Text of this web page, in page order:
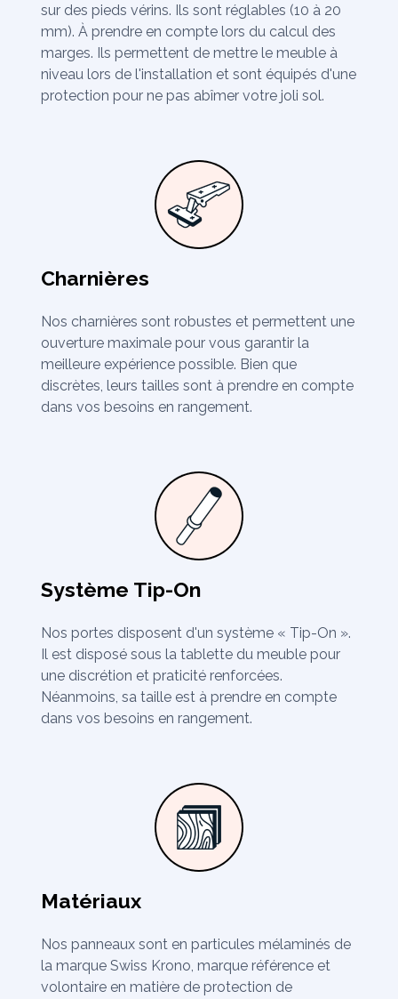
sur des pieds vérins. Ils sont réglables (10 à 20
mm). À prendre en compte lors du calcul des
marges. Ils permettent de mettre le meuble à
niveau lors de l'installation et sont équipés d'une
protection pour ne pas abîmer votre joli sol.
Charnières
Nos charnières sont robustes et permettent une
ouverture maximale pour vous garantir la
meilleure expérience possible. Bien que
discrètes, leurs tailles sont à prendre en compte
dans vos besoins en rangement.
Système Tip-On
Nos portes disposent d'un système « Tip-On ».
Il est disposé sous la tablette du meuble pour
une discrétion et praticité renforcées.
Néanmoins, sa taille est à prendre en compte
dans vos besoins en rangement.
Matériaux
Nos panneaux sont en particules mélaminés de
la marque Swiss Krono, marque référence et
volontaire en matière de protection de